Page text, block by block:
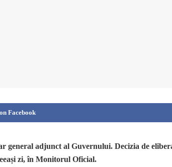
Facebook
general adjunct al Guvernului. Decizia de
zi, în Monitorul Oficial.